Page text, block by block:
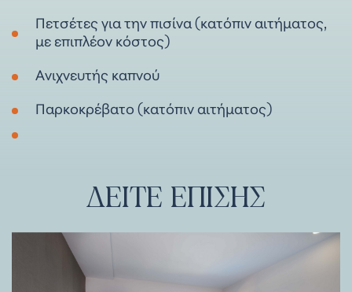
Πετσέτες για την πισίνα (κατόπιν αιτήματος,
με επιπλέον κόστος)
Ανιχνευτής καπνού
Παρκοκρέβατο (κατόπιν αιτήματος)
ΔΕΊΤΕ ΕΠΊΣΗΣ